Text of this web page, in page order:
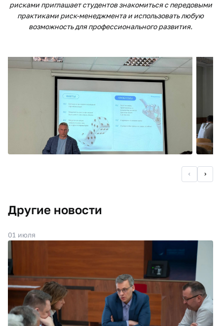
рисками приглашает студентов знакомиться с передовыми
практиками риск-менеджмента и использовать любую
возможность для профессионального развития.
Другие новости
01 июля